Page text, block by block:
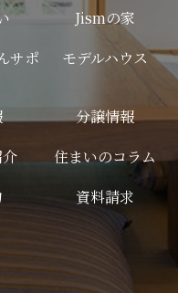
Jismの家
サポ
モデルハウス
分譲情報
住まいのコラム
資料請求